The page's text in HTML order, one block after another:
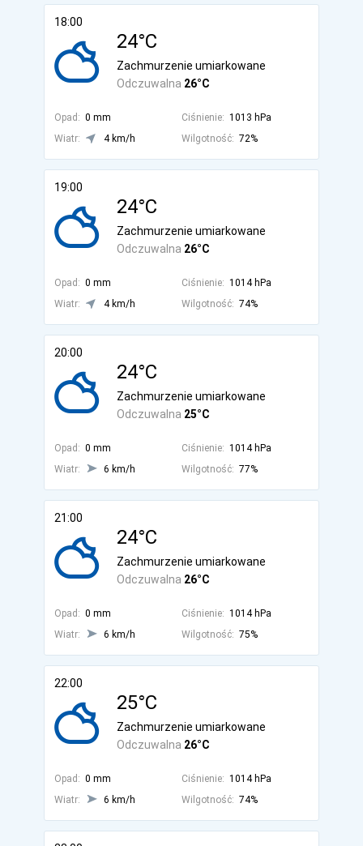
18:00
24°C
Odczuwalna 26°C
Zachmurzenie umiarkowane
Opad: 0 mm Ciśnienie: 1013 hPa
Wiatr:
4 km/h Wilgotność: 72%
19:00
24°C
Odczuwalna 26°C
Zachmurzenie umiarkowane
Opad: 0 mm Ciśnienie: 1014 hPa
Wiatr:
4 km/h Wilgotność: 74%
20:00
24°C
Odczuwalna 25°C
Zachmurzenie umiarkowane
Opad: 0 mm Ciśnienie: 1014 hPa
Wiatr:
6 km/h Wilgotność: 77%
21:00
24°C
Odczuwalna 26°C
Zachmurzenie umiarkowane
Opad: 0 mm Ciśnienie: 1014 hPa
Wiatr:
6 km/h Wilgotność: 75%
22:00
25°C
Odczuwalna 26°C
Zachmurzenie umiarkowane
Opad: 0 mm Ciśnienie: 1014 hPa
Wiatr:
6 km/h Wilgotność: 74%